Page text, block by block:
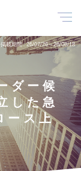
掲載期間 26/07/28～26/08/18
ダー候
した急
ース上